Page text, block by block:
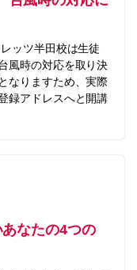
ッツ半田校は生徒
風時の対応を取り決
なりますため、実際
録アドレスへと開講
なたの4つの